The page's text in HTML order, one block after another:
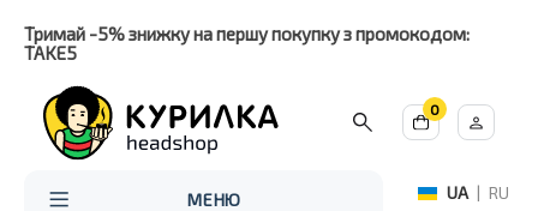
Тримай -5% знижку на першу покупку з промокодом:
TAKE5
0
МЕНЮ UA | RU